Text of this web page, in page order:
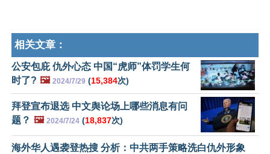
相关文章：
公安包庇 仇外心态 中国“虎师”体罚学生何
时了? 🖼️ 2024/7/29 (15,384次)
拜登宣布退选 中文舆论场上哪些消息有问
题？ 🖼️ 2024/7/24 (18,837次)
海外华人遇袭登热搜 分析：中共两手策略洗白仇外形象